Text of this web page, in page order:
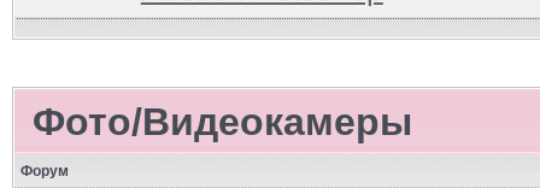
Фото/Видеокамеры
Форум